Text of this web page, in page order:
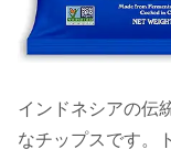
インドネシアの伝
なチップスです。